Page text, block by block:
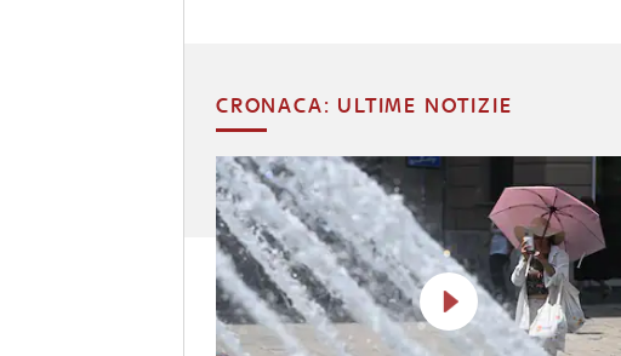
CRONACA: ULTIME NOTIZIE